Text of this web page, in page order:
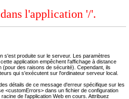
l'application '/'.
s'est produite sur le serveur. Les paramètres
application empêchent l'affichage à distance
(pour des raisons de sécurité). Cependant, ils
qui s'exécutent sur l'ordinateur serveur local.
détails de ce message d'erreur spécifique sur les
<customErrors> dans un fichier de configuration
de l'application Web en cours. Attribuez